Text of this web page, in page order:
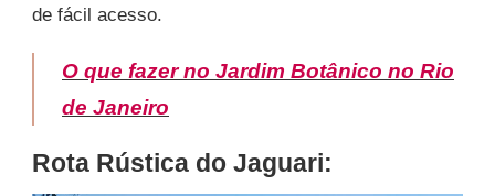
de fácil acesso.
O que fazer no Jardim Botânico no Rio
de Janeiro
Rota Rústica do Jaguari: